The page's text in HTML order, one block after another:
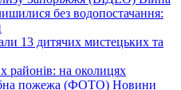
без водопостачання:
13 дитячих мистецьких та
районів: на околицях
пожежа (ФОТО) Новини